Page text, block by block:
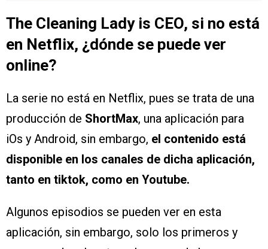
The Cleaning Lady is CEO, si no está
en Netflix, ¿dónde se puede ver
online?
La serie no está en Netflix, pues se trata de una
producción de ShortMax, una aplicación para
iOs y Android, sin embargo, el contenido está
disponible en los canales de dicha aplicación,
tanto en tiktok, como en Youtube.
Algunos episodios se pueden ver en esta
aplicación, sin embargo, solo los primeros y